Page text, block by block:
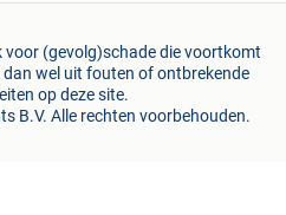
(gevolg)schade die voortkomt
wel uit fouten of ontbrekende
op deze site.
B.V. Alle rechten voorbehouden.